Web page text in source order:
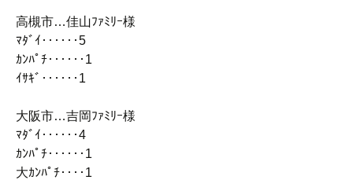
高槻市…佳山ﾌｧﾐﾘｰ様
ﾏﾀﾞｲ‥‥‥5
ｶﾝﾊﾟﾁ‥‥‥1
ｲｻｷﾞ‥‥‥1
大阪市…吉岡ﾌｧﾐﾘｰ様
ﾏﾀﾞｲ‥‥‥4
ｶﾝﾊﾟﾁ‥‥‥1
大ｶﾝﾊﾟﾁ‥‥1